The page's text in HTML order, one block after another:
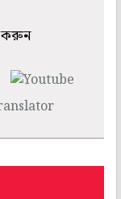
করুন